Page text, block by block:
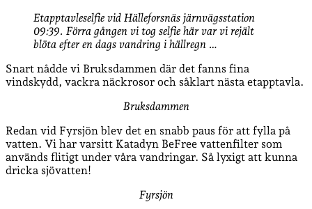
Etapptavleselfie vid Hälleforsnäs järnvägsstation
09:39. Förra gången vi tog selfie här var vi rejält
blöta efter en dags vandring i hällregn …
Snart nådde vi Bruksdammen där det fanns fina
vindskydd, vackra näckrosor och såklart nästa etapptavla.
Bruksdammen
Redan vid Fyrsjön blev det en snabb paus för att fylla på
vatten. Vi har varsitt Katadyn BeFree vattenfilter som
används flitigt under våra vandringar. Så lyxigt att kunna
dricka sjövatten!
Fyrsjön